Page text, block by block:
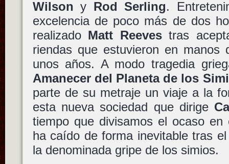
Wilson y Rod Serling.
excelencia de poco más de dos
realizado Matt Reevestras
riendas que estuvieron en manos
unos años. A modo tragedia
Amanecer del Planeta de los
parte de su metraje un viaje a la
esta nueva sociedad que dirige
tiempo que divisamos el ocaso
ha caído de forma inevitable tras
la denominada gripe de los simios.